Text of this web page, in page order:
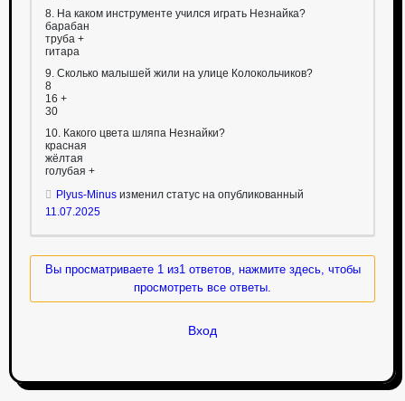
8. На каком инструменте учился играть Незнайка?
барабан
труба +
гитара
9. Сколько малышей жили на улице Колокольчиков?
8
16 +
30
10. Какого цвета шляпа Незнайки?
красная
жёлтая
голубая +
Plyus-Minusизменил статус на опубликованный
11.07.2025
Вы просматриваете 1 из1 ответов, нажмите здесь, чтобы
просмотреть все ответы.
Вход